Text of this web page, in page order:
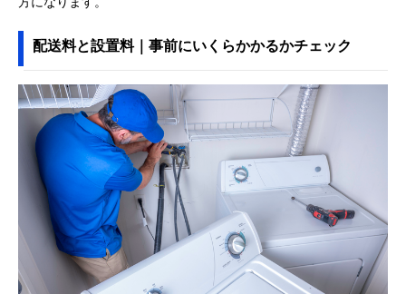
配送料と設置料｜事前にいくらかかるかチェック